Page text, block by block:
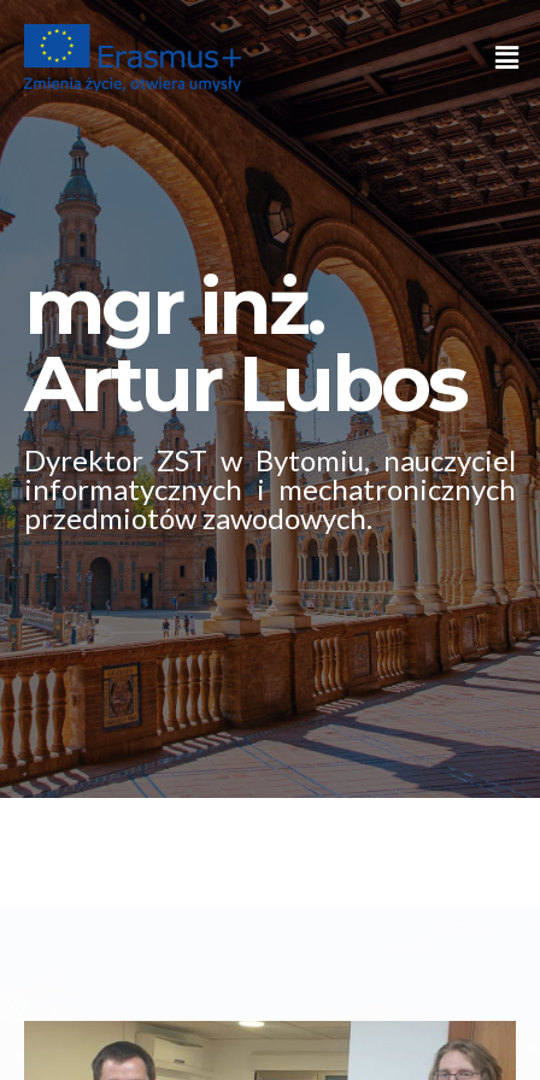
mgr inż.
Artur Lubos
Dyrektor ZST w Bytomiu, nauczyciel
informatycznych i mechatronicznych
przedmiotów zawodowych.